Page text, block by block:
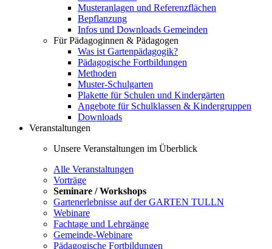
Musteranlagen und Referenzflächen
Bepflanzung
Infos und Downloads Gemeinden
Für Pädagoginnen & Pädagogen
Was ist Gartenpädagogik?
Pädagogische Fortbildungen
Methoden
Muster-Schulgarten
Plakette für Schulen und Kindergärten
Angebote für Schulklassen & Kindergruppen
Downloads
Veranstaltungen
Unsere Veranstaltungen im Überblick
Alle Veranstaltungen
Vorträge
Seminare / Workshops
Gartenerlebnisse auf der GARTEN TULLN
Webinare
Fachtage und Lehrgänge
Gemeinde-Webinare
Pädagogische Fortbildungen